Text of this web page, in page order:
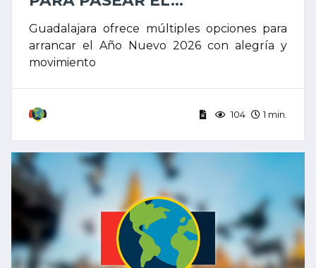
Guadalajara ofrece múltiples opciones para
arrancar el Año Nuevo 2026 con alegría y
movimiento
104 1 min.